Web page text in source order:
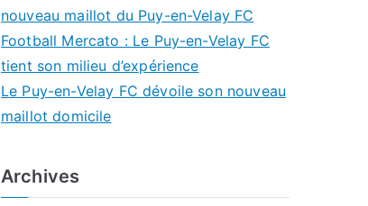
nouveau maillot du Puy-en-Velay FC
Football Mercato : Le Puy-en-Velay FC
tient son milieu d’expérience
Le Puy-en-Velay FC dévoile son nouveau
maillot domicile
Archives